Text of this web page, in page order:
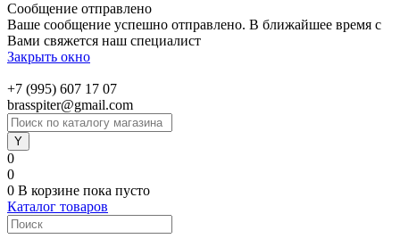
Сообщение отправлено
Ваше сообщение успешно отправлено. В ближайшее время с
Вами свяжется наш специалист
Закрыть окно
+7 (995) 607 17 07
brasspiter@gmail.com
0
0
0 В корзине пока пусто
Каталог товаров